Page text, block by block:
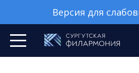
Версия для